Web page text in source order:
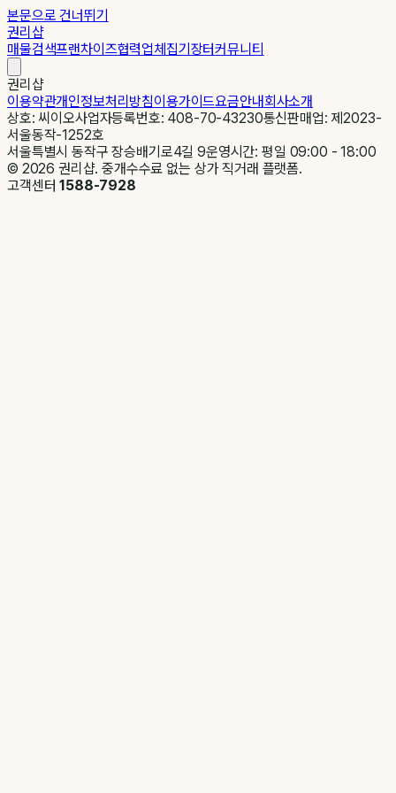
본문으로 건너뛰기
권리샵
매물검색프랜차이즈협력업체집기장터커뮤니티
권리샵
이용약관개인정보처리방침이용가이드요금안내회사소개
상호: 씨이오사업자등록번호: 408-70-43230통신판매업: 제2023-
서울동작-1252호
서울특별시 동작구 장승배기로4길 9운영시간: 평일 09:00 - 18:00
© 2026 권리샵. 중개수수료 없는 상가 직거래 플랫폼.
고객센터1588-7928